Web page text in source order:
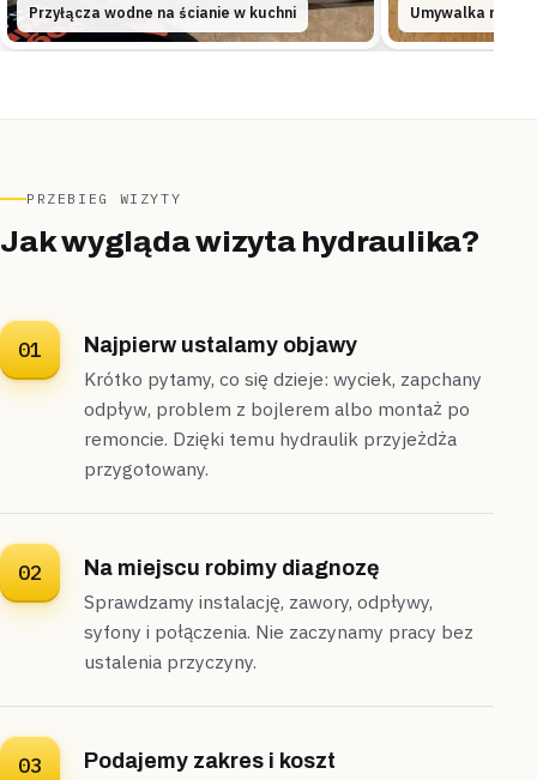
Opanowane Diagnoza na miejscu
uszkodzone podejście w ścianie,
Źródło znalezione Tego samego dnia
Przyłącza wodne na ścianie w kuchni Umywalka
PRZEBIEG WIZYTY
Jak wygląda wizyta hydraulika?
01
Najpierw ustalamy objawy
Krótko pytamy, co się dzieje: wyciek, zapchany
odpływ, problem z bojlerem albo montaż po
remoncie. Dzięki temu hydraulik przyjeżdża
przygotowany.
02
Na miejscu robimy diagnozę
Sprawdzamy instalację, zawory, odpływy,
syfony i połączenia. Nie zaczynamy pracy bez
ustalenia przyczyny.
03
Podajemy zakres i koszt